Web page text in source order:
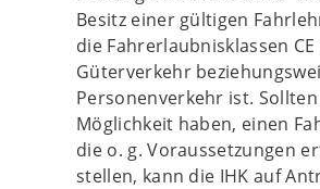
Besitz einer gültigen
die Fahrerlaubnisklassen
Güterverkehr
Personenverkehr ist. Sollten
Möglichkeit haben, einen
die o. g. Voraussetzungen
stellen, kann die IHK auf